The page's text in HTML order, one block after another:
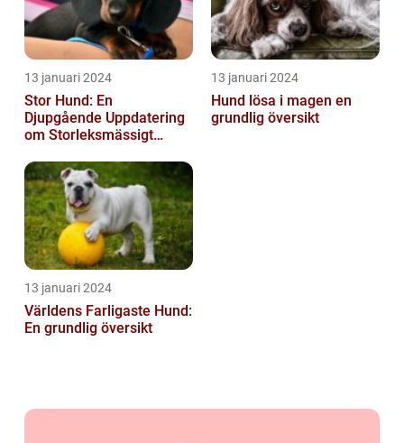
13 januari 2024
Stor Hund: En
Djupgående Uppdatering
om Storleksmässigt
Hundsporter för
Hundälskare
13 januari 2024
Hund lösa i magen en
grundlig översikt
13 januari 2024
Världens Farligaste Hund:
En grundlig översikt